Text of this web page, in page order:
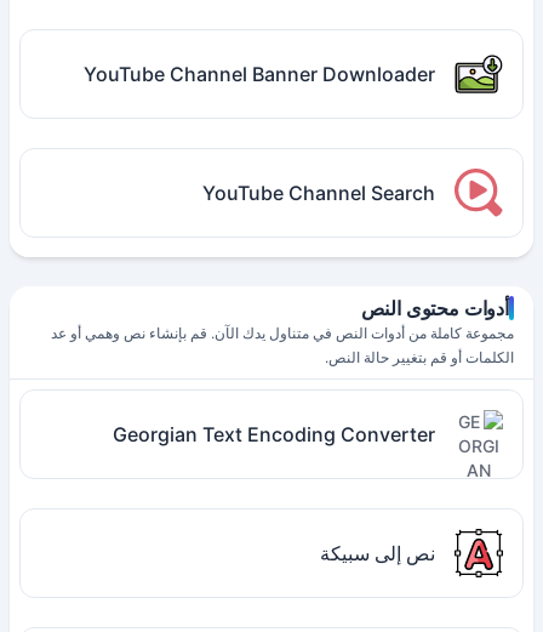
YouTube Channel Banner Downloader
YouTube Channel Search
أدوات محتوى النص
مجموعة كاملة من أدوات النص في متناول يدك الآن. قم بإنشاء نص وهمي أو عد
الكلمات أو قم بتغيير حالة النص.
Georgian Text Encoding Converter
نص إلى سبيكة